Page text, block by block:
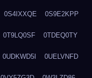
0S4IXXQE 0S9E2KPP
0T9LQ0SF 0TDEQ0TY
0UDKWD5I 0UELVNFD